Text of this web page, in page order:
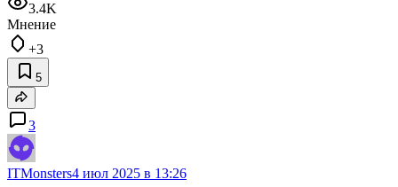
3.4K
Мнение
+3
5
3
ITMonsters4 июл 2025 в 13:26